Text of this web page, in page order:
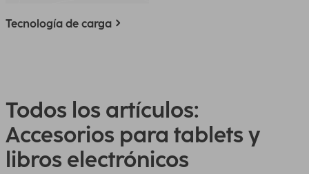
Tecnología de carga
Todos los artículos:
Accesorios para tablets y
libros electrónicos